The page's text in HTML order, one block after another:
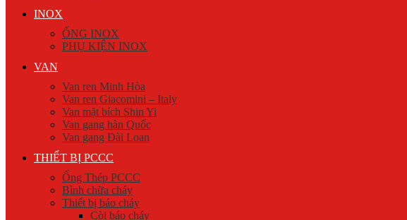
INOX
ỐNG INOX
PHỤ KIỆN INOX
VAN
Van ren Minh Hòa
Van ren Giacomini – Italy
Van mặt bích Shin Yi
Van gang hàn Quốc
Van gang Đài Loan
THIẾT BỊ PCCC
Ống Thép PCCC
Bình chữa cháy
Thiết bị báo cháy
Còi báo cháy